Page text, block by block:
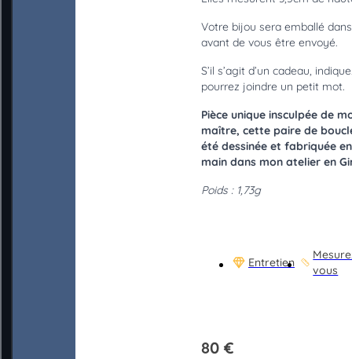
Votre bijou sera emballé
avant de vous être envoyé.
S’il s’agit d’un cadeau,
pourrez joindre un petit mot.
Pièce unique insculpée de
maître, cette paire de
été dessinée et fabriquée
main dans mon atelier en
Poids : 1,73g
Entretien
vous
80 €